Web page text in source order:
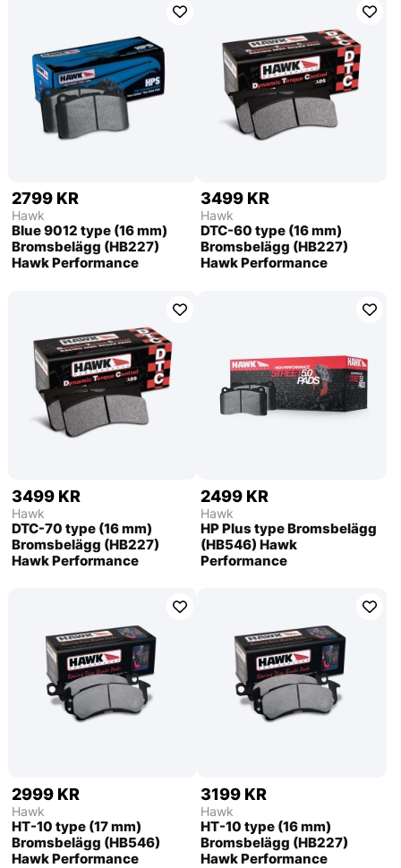
2799 KR
Hawk
Blue 9012 type (16 mm)
Bromsbelägg (HB227)
Hawk Performance
3499 KR
Hawk
DTC-60 type (16 mm)
Bromsbelägg (HB227)
Hawk Performance
3499 KR
Hawk
DTC-70 type (16 mm)
Bromsbelägg (HB227)
Hawk Performance
2499 KR
Hawk
HP Plus type Bromsbelägg
(HB546) Hawk
Performance
2999 KR
Hawk
HT-10 type (17 mm)
Bromsbelägg (HB546)
Hawk Performance
3199 KR
Hawk
HT-10 type (16 mm)
Bromsbelägg (HB227)
Hawk Performance